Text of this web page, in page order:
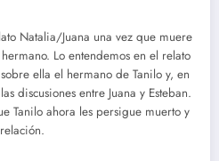
Natalia/Juana una vez que muere
Lo entendemos en el relato
ella el hermano de Tanilo y, en
discusiones entre Juana y Esteban.
Tanilo ahora les persigue muerto y